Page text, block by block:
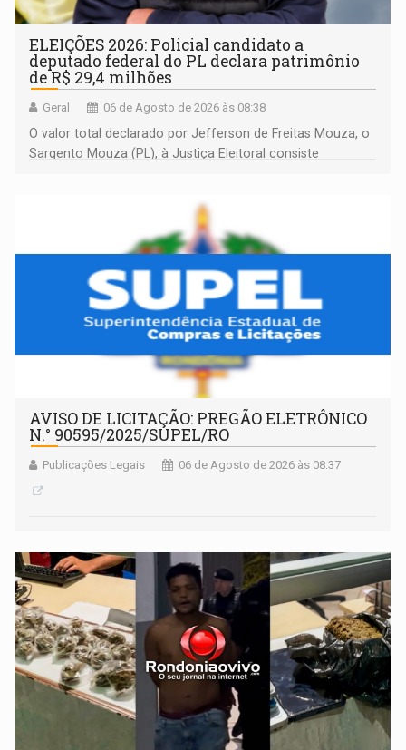
ELEIÇÕES 2026: Policial candidato a
deputado federal do PL declara patrimônio
de R$ 29,4 milhões
Geral 06 de Agosto de 2026 às 08:38
O valor total declarado por Jefferson de Freitas Mouza, o
Sargento Mouza (PL), à Justiça Eleitoral consiste
AVISO DE LICITAÇÃO: PREGÃO ELETRÔNICO
N.° 90595/2025/SUPEL/RO
Publicações Legais 06 de Agosto de 2026 às 08:37